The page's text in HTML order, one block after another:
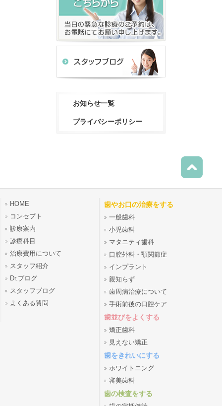
お知らせ一覧
プライバシーポリシー
HOME
コンセプト
診療案内
診療科目
治療費用について
スタッフ紹介
Dr.ブログ
スタッフブログ
よくある質問
歯やお口の治療をする
一般歯科
小児歯科
マタニティ歯科
口腔外科・顎関節症
インプラント
親知らず
歯周病治療について
手術前後の口腔ケア
歯並びをよくする
矯正歯科
見えない矯正
歯をきれいにする
ホワイトニング
審美歯科
歯の検査をする